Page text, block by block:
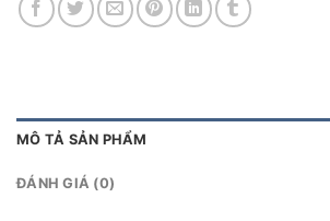
MÔ TẢ SẢN PHẨM
ĐÁNH GIÁ (0)